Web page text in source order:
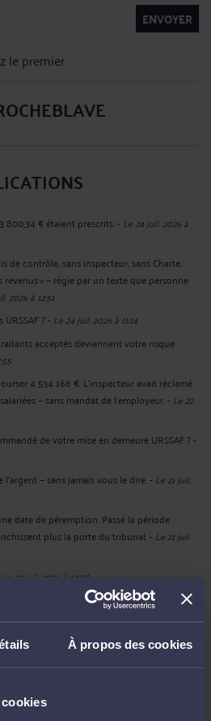
À propos des cookies
ENVOYER
le premier
800,34 € étaient prescrits.- Le 24 juil. 2026 à
de contrôle, sans inspecteur, sans Charte.
» — régie par un texte que personne
2026 à 12:51
?- Le 24 juil. 2026 à 11:14
acceptés deviennent votre risque
4 534 166 €. L'inspecteur avait réclamé
— sans mandat de l'employeur.- Le 22
de votre mise en demeure URSSAF ?-
l’argent — sans jamais vous le dire.- Le 21 juil.
date de péremption. Passé la période
plus la porte du tribunal.- Le 21 juil.
Le 15 juil. 2026 à 17:08
judiciaire d'une entreprise sur un passif
exigible n'est que de 36 333 €.
Voir toutes ses publications